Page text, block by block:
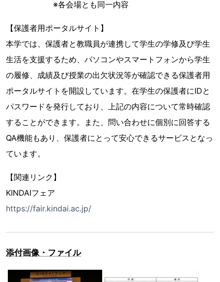
※各会場とも同一内容
【保護者用ポータルサイト】
本学では、保護者と教職員が連携して学生の学修及び学生
生活を支援するため、パソコンやスマートフォンから学生
の履修、成績及び授業の出欠状況等が確認できる保護者用
ポータルサイトを開設しています。在学生の保護者にIDと
パスワードを発行しており、上記の内容について常時確認
することができます。また、問い合わせに個別に回答する
QA機能もあり、保護者にとって安心できるサービスとなっ
ています。
【関連リンク】
KINDAIフェア
https://fair.kindai.ac.jp/
添付画像・ファイル